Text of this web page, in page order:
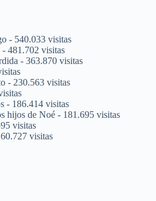
- 540.033 visitas
- 481.702 visitas
- 363.870 visitas
- 230.563 visitas
- 186.414 visitas
hijos de Noé - 181.695 visitas
visitas
visitas